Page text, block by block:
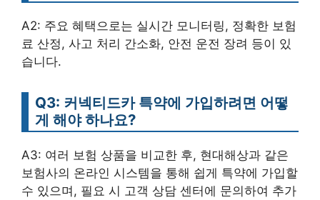
A2: 주요 혜택으로는 실시간 모니터링, 정확한 보험
료 산정, 사고 처리 간소화, 안전 운전 장려 등이 있
습니다.
Q3: 커넥티드카 특약에 가입하려면 어떻
게 해야 하나요?
A3: 여러 보험 상품을 비교한 후, 현대해상과 같은
보험사의 온라인 시스템을 통해 쉽게 특약에 가입할
수 있으며, 필요 시 고객 상담 센터에 문의하여 추가